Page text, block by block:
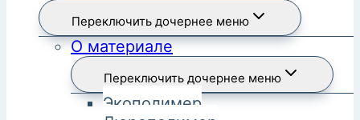
Переключить дочернее меню
О материале
Переключить дочернее меню
Экополимер